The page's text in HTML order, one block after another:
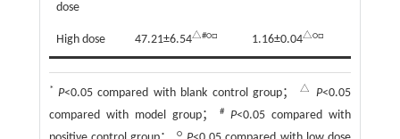
dose
High dose 47.21±6.54△#○□ 1.16±0.04△○□
* P<0.05 compared with blank control group； △ P<0.05
compared with model group；# P<0.05 compared with
○